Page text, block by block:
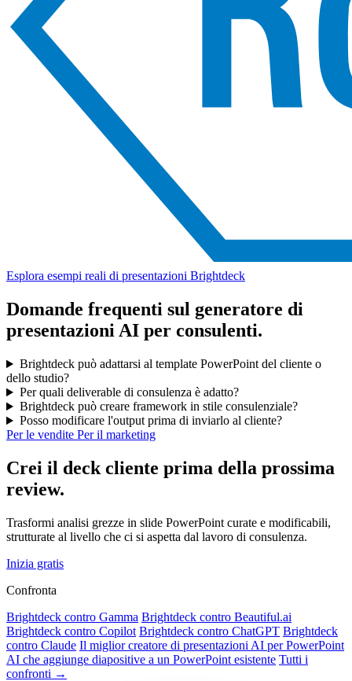
Esplora esempi reali di presentazioni Brightdeck
Domande frequenti sul generatore di
presentazioni AI per consulenti.
Brightdeck può adattarsi al template PowerPoint del cliente o
dello studio?
Per quali deliverable di consulenza è adatto?
Brightdeck può creare framework in stile consulenziale?
Posso modificare l'output prima di inviarlo al cliente?
Per le vendite Per il marketing
Crei il deck cliente prima della prossima
review.
Trasformi analisi grezze in slide PowerPoint curate e modificabili,
strutturate al livello che ci si aspetta dal lavoro di consulenza.
Inizia gratis
Confronta
Brightdeck contro Gamma Brightdeck contro Beautiful.ai
Brightdeck contro Copilot Brightdeck contro ChatGPT Brightdeck
contro Claude Il miglior creatore di presentazioni AI per PowerPoint
AI che aggiunge diapositive a un PowerPoint esistente Tutti i
confronti →